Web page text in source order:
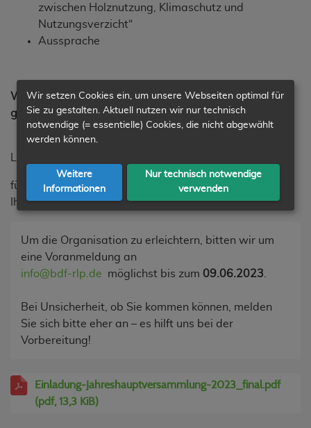
zwischen Holznutzung, Klimaschutz und
Nutzungsverzicht“
Aussprache
Wir hoffen auf viele Besucher und freuen uns ganz
genau auf Sie.
für den gesamten Landesvorstand
Ihr Jochen Raschdorf, Landesvorsitzender
Um die Organisation zu erleichtern, bitten wir um
eine Voranmeldung an
info@bdf-rlp.de möglichst bis zum 09.06.2023
Bei Unsicherheit, ob Sie kommen können, melden
Sie sich bitte eher an – es hilft uns bei der
Vorbereitung!
Einladung-Jahreshauptversammlung-2023_final.pdf
(pdf, 13,3 KiB)
Wir setzen Cookies ein, um unsere Webseiten optimal für
Sie zu gestalten. Aktuell nutzen wir nur technisch
notwendige (= essentielle) Cookies, die nicht abgewählt
werden können.
Weitere
Informationen
Nur technisch notwendige
verwenden